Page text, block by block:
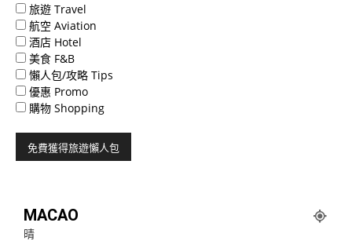
旅遊 Travel
航空 Aviation
酒店 Hotel
美食 F&B
懶人包/攻略 Tips
優惠 Promo
購物 Shopping
MACAO
晴